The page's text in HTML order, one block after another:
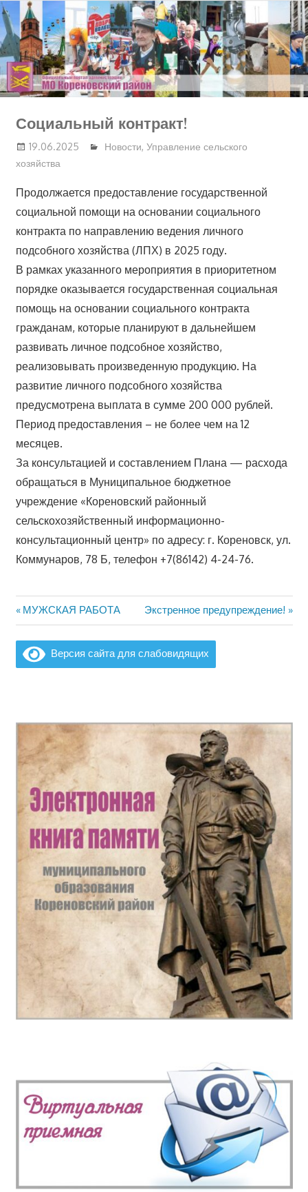
Перейти
к
содержимому
Социальный контракт!
19.06.2025 Новости, Управление сельского
хозяйства
Продолжается предоставление государственной
социальной помощи на основании социального
контракта по направлению ведения личного
подсобного хозяйства (ЛПХ) в 2025 году.
В рамках указанного мероприятия в приоритетном
порядке оказывается государственная социальная
помощь на основании социального контракта
гражданам, которые планируют в дальнейшем
развивать личное подсобное хозяйство,
реализовывать произведенную продукцию. На
развитие личного подсобного хозяйства
предусмотрена выплата в сумме 200 000 рублей.
Период предоставления – не более чем на 12
месяцев.
За консультацией и составлением Плана — расхода
обращаться в Муниципальное бюджетное
учреждение «Кореновский районный
сельскохозяйственный информационно-
консультационный центр» по адресу: г. Кореновск, ул.
Коммунаров, 78 Б, телефон +7(86142) 4-24-76.
Навигация
по
записям
Предыдущая
запись:
МУЖСКАЯ РАБОТА
Следующая
запись:
Экстренное предупреждение!
Версия сайта для слабовидящих